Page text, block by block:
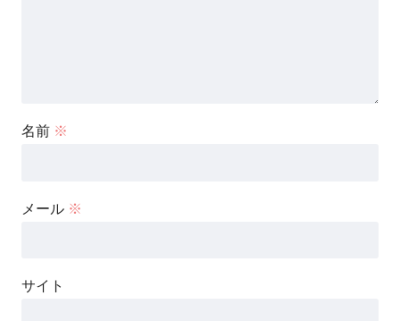
名前 ※
メール ※
サイト